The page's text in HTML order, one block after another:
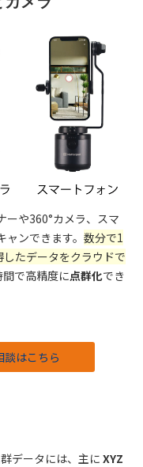
ーや360°カメラ、スマ
ャンできます。 数分で1
たデータをクラウドで
で高精度に点群化でき
談はこちら
データには、主にXYZ